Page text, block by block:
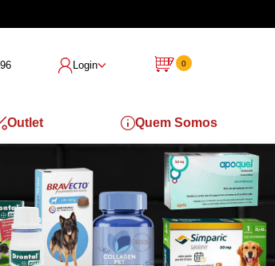
Login 0
Outlet Quem Somos